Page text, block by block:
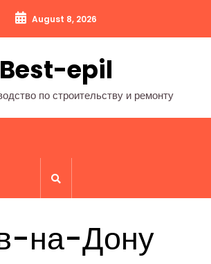
August 8, 2026
Best-epil
по строительству и ремонту
на-Дону